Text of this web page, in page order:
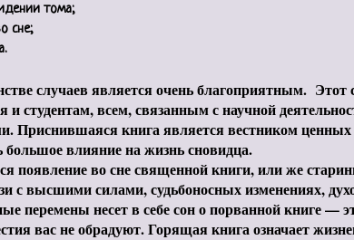
тома;
сне;
случаев является очень благоприятным. Этот
и студентам, всем, связанным с научной
Приснившаяся книга является вестником ценных
большое влияние на жизнь сновидца.
появление во сне священной книги, или же
с высшими силами, судьбоносных изменениях,
перемены несет в себе сон о порванной книге —
вас не обрадуют. Горящая книга означает